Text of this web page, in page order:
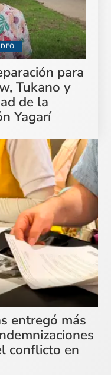
para
Tukano y
de la
Yagarí
entregó más
conflicto en